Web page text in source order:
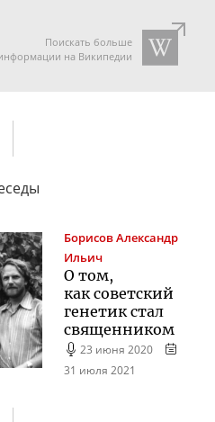
Поискать больше
на Википедии
БорисовАлександр
Ильич
О том,
как советский
генетик стал
священником
23 июня 2020
31 июля 2021